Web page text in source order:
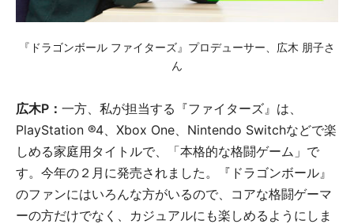
『ドラゴンボール ファイターズ』プロデューサー、広木 朋子さ
ん
広木P： 一方、私が担当する『ファイターズ』は、
PlayStation ®4、Xbox One、Nintendo Switchなどで楽
しめる家庭用タイトルで、「本格的な格闘ゲーム」で
す。今年の２月に発売されました。『ドラゴンボール』
のファンにはいろんな方がいるので、コアな格闘ゲーマ
ーの方だけでなく、カジュアルにも楽しめるようにしま